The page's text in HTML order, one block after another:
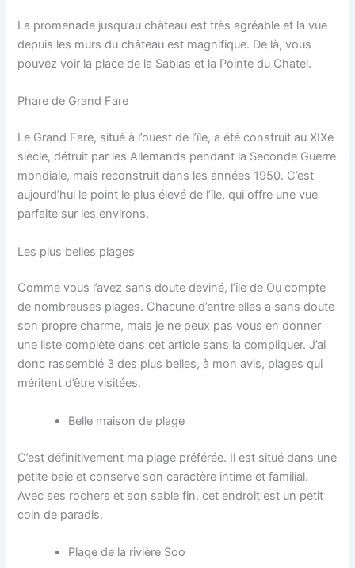
La promenade jusqu’au château est très agréable et la vue
depuis les murs du château est magnifique. De là, vous
pouvez voir la place de la Sabias et la Pointe du Chatel.
Phare de Grand Fare
Le Grand Fare, situé à l’ouest de l’île, a été construit au XIXe
siècle, détruit par les Allemands pendant la Seconde Guerre
mondiale, mais reconstruit dans les années 1950. C’est
aujourd’hui le point le plus élevé de l’île, qui offre une vue
parfaite sur les environs.
Les plus belles plages
Comme vous l’avez sans doute deviné, l’île de Ou compte
de nombreuses plages. Chacune d’entre elles a sans doute
son propre charme, mais je ne peux pas vous en donner
une liste complète dans cet article sans la compliquer. J’ai
donc rassemblé 3 des plus belles, à mon avis, plages qui
méritent d’être visitées.
Belle maison de plage
C’est définitivement ma plage préférée. Il est situé dans une
petite baie et conserve son caractère intime et familial.
Avec ses rochers et son sable fin, cet endroit est un petit
coin de paradis.
Plage de la rivière Soo